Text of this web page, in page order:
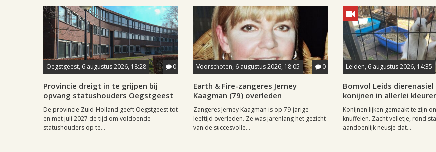
Oegstgeest, 6 augustus 2026, 18:28 0
Provincie dreigt in te grijpen bij
opvang statushouders Oegstgeest
De provincie Zuid-Holland geeft Oegstgeest tot
en met juli 2027 de tijd om voldoende
statushouders op te...
Voorschoten, 6 augustus 2026, 18:05 0
Earth & Fire-zangeres Jerney
Kaagman (79) overleden
Zangeres Jerney Kaagman is op 79-jarige
leeftijd overleden. Ze was jarenlang het gezicht
van de succesvolle...
Leiden, 6 augustus 2026, 14:35
Bomvol Leids dierenasiel
konijnen in allerlei
Konijnen lijken gemaakt te zijn
knuffelen. Zacht velletje, rond
aandoenlijk neusje dat...